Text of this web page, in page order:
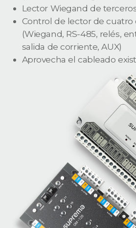
Lector Wiegand de
Control de lector de cuatro
(Wiegand, RS-485, relés,
salida de corriente, AUX)
Aprovecha el cableado